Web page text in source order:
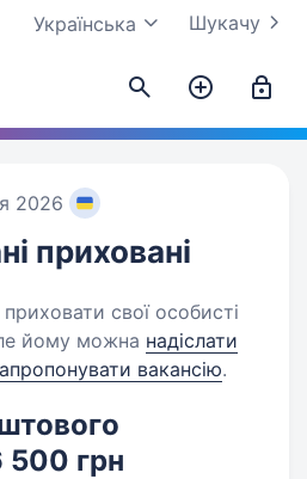
Шукачу
Українська
2026
приховані
свої особисті
йому можна надіслати
вакансію.
500 грн